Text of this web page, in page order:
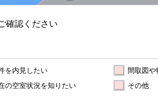
確認ください
を内見したい
間取図
の空室状況を知りたい
その他